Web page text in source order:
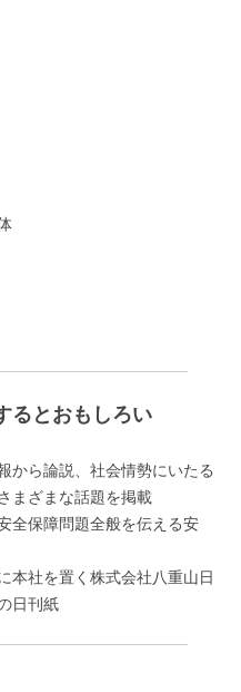
るとおもしろい
から論説、社会情勢にいたる
まざまな話題を掲載
全保障問題全般を伝える安
本社を置く株式会社八重山日
日刊紙